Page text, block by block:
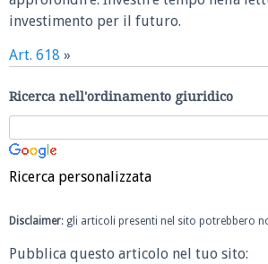
investimento per il futuro.
Art. 618 »
Ricerca nell'ordinamento giuridico
Ricerca personalizzata
Disclaimer: gli articoli presenti nel sito potrebbero
Pubblica questo articolo nel tuo sito: